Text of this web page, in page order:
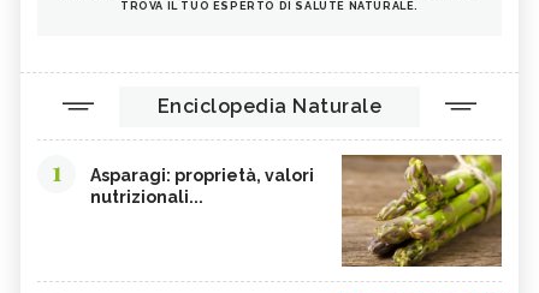
TROVA IL TUO ESPERTO DI SALUTE NATURALE.
Enciclopedia Naturale
1
Asparagi: proprietà, valori
nutrizionali...